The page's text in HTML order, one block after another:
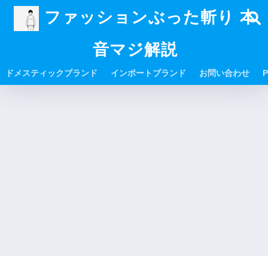
ファッションぶった斬り 本
音マジ解説
ドメスティックブランド インポートブランド お問い合わせ